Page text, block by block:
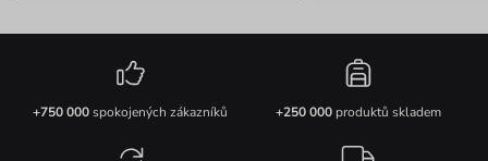
+750 000spokojených zákazníků +250 000produktů skladem